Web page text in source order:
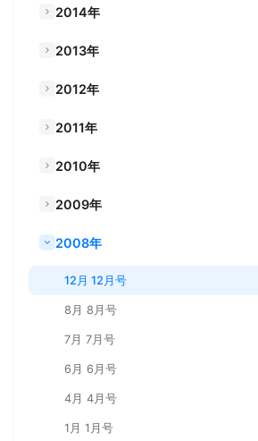
2014年
2013年
2012年
2011年
2010年
2009年
2008年
12月 12月号
8月 8月号
7月 7月号
6月 6月号
4月 4月号
1月 1月号